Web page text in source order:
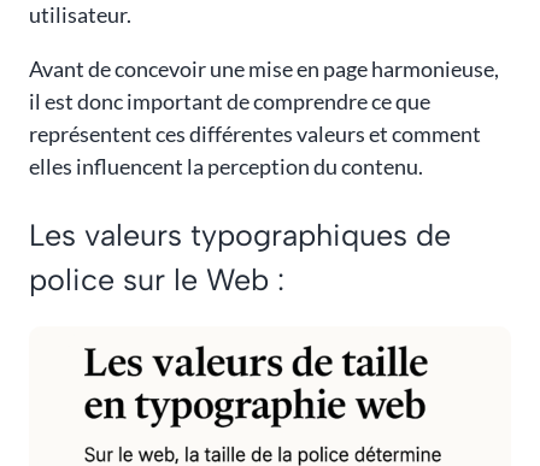
utilisateur.
Avant de concevoir une mise en page harmonieuse,
il est donc important de comprendre ce que
représentent ces différentes valeurs et comment
elles influencent la perception du contenu.
Les valeurs typographiques de
police sur le Web :